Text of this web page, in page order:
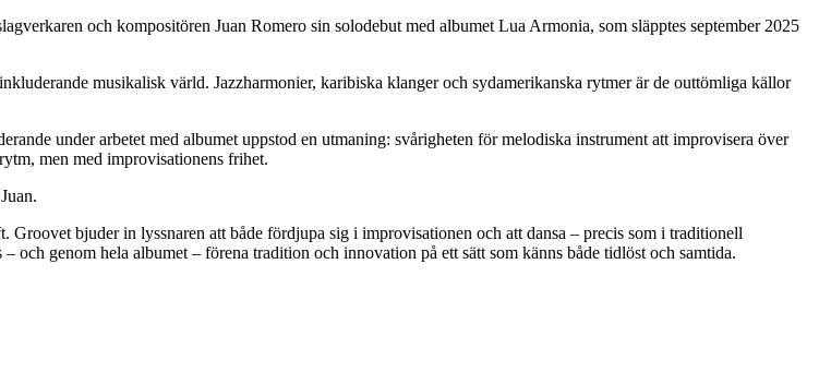
och kompositören Juan Romero sin solodebut med albumet Lua Armonia, som släpptes september 2025
musikalisk värld. Jazzharmonier, karibiska klanger och sydamerikanska rytmer är de outtömliga källor
under arbetet med albumet uppstod en utmaning: svårigheten för melodiska instrument att improvisera över
men med improvisationens frihet.
bjuder in lyssnaren att både fördjupa sig i improvisationen och att dansa – precis som i traditionell
genom hela albumet – förena tradition och innovation på ett sätt som känns både tidlöst och samtida.